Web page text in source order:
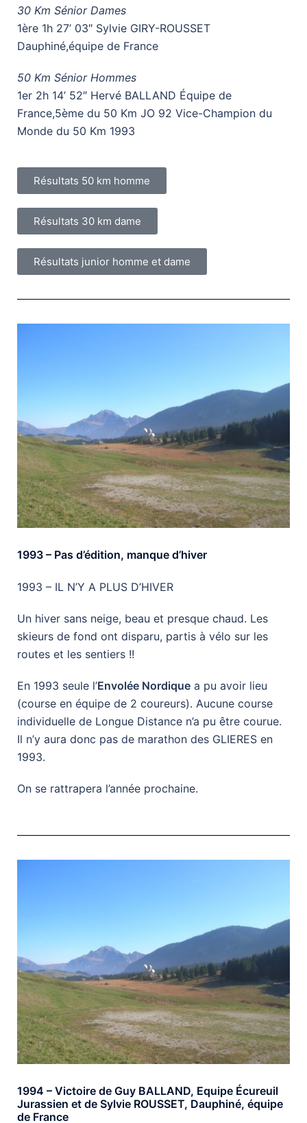
30 Km Sénior Dames
1ère 1h 27’ 03″ Sylvie GIRY-ROUSSET
Dauphiné,équipe de France
50 Km Sénior Hommes
1er 2h 14’ 52″ Hervé BALLAND Équipe de
France,5ème du 50 Km JO 92 Vice-Champion du
Monde du 50 Km 1993
Résultats 50 km homme
Résultats 30 km dame
Résultats junior homme et dame
1993 – Pas d’édition, manque d’hiver
1993 – IL N’Y A PLUS D’HIVER
Un hiver sans neige, beau et presque chaud. Les
skieurs de fond ont disparu, partis à vélo sur les
routes et les sentiers !!
En 1993 seule l’Envolée Nordique a pu avoir lieu
(course en équipe de 2 coureurs). Aucune course
individuelle de Longue Distance n’a pu être courue.
Il n’y aura donc pas de marathon des GLIERES en
1993.
On se rattrapera l’année prochaine.
1994 – Victoire de Guy BALLAND, Equipe Écureuil
Jurassien et de Sylvie ROUSSET, Dauphiné, équipe
de France